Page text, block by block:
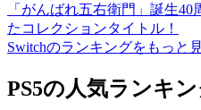
「がんばれ五右衛門」誕生
たコレクションタイトル！
Switchのランキングをもっと
PS5の人気ランキ